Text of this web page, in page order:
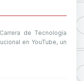
de Tecnología
en YouTube, un